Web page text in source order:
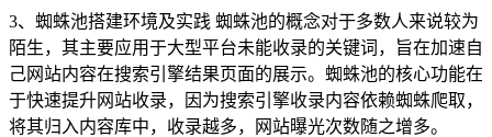
3、蜘蛛池搭建环境及实践 蜘蛛池的概念对于多数人来说较为
陌生，其主要应用于大型平台未能收录的关键词，旨在加速自
己网站内容在搜索引擎结果页面的展示。蜘蛛池的核心功能在
于快速提升网站收录，因为搜索引擎收录内容依赖蜘蛛爬取，
将其归入内容库中，收录越多，网站曝光次数随之增多。